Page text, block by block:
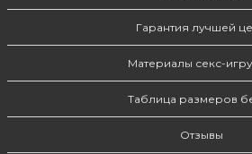
Гарантия лучшей
Материалы секс-
Таблица размеров
Отзывы